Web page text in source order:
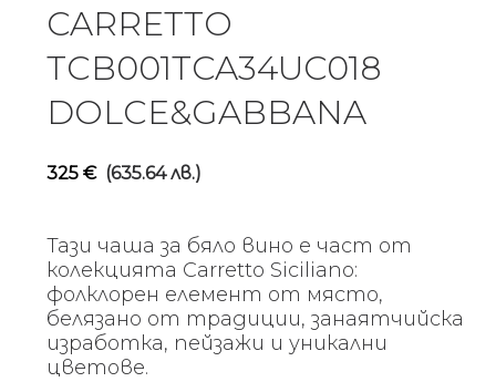
CARRETTO
TCB001TCA34UC018
DOLCE&GABBANA
325 € (635.64 лв.)
Тази чаша за бяло вино е част от
колекцията Carretto Siciliano:
фолклорен елемент от място,
белязано от традиции, занаятчийска
изработка, пейзажи и уникални
цветове.